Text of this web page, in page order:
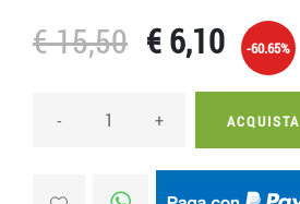
€ 15,50 € 6,10 -60.65%
- + ACQUISTA